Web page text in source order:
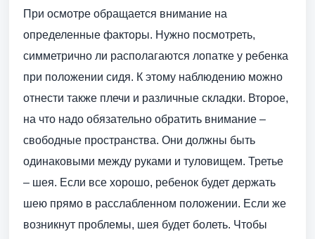
При осмотре обращается внимание на
определенные факторы. Нужно посмотреть,
симметрично ли располагаются лопатке у ребенка
при положении сидя. К этому наблюдению можно
отнести также плечи и различные складки. Второе,
на что надо обязательно обратить внимание –
свободные пространства. Они должны быть
одинаковыми между руками и туловищем. Третье
– шея. Если все хорошо, ребенок будет держать
шею прямо в расслабленном положении. Если же
возникнут проблемы, шея будет болеть. Чтобы